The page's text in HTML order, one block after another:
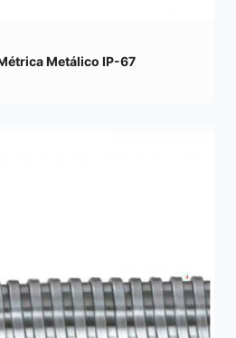
Metálico IP-67